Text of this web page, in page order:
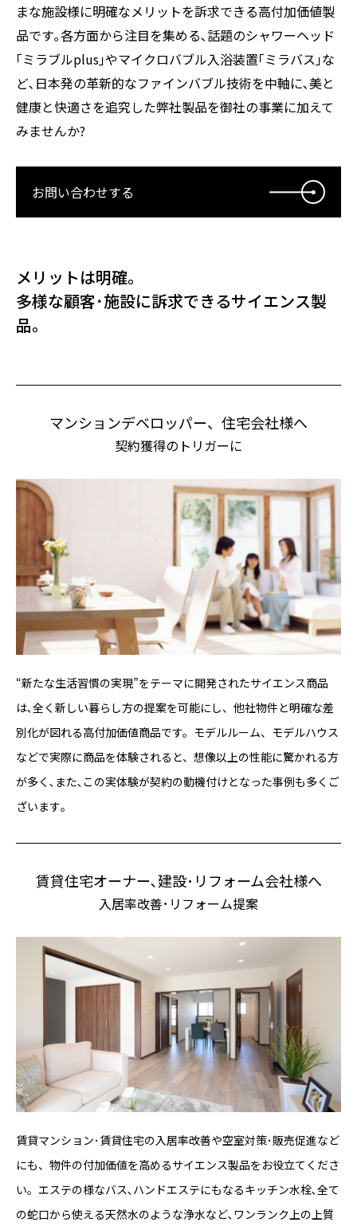
まな施設様に明確なメリットを訴求できる高付加価値製
品です｡各方面から注目を集める､話題のシャワーヘッド
｢ミラブルplus｣やマイクロバブル入浴装置｢ミラバス｣な
ど､日本発の革新的なファインバブル技術を中軸に､美と
健康と快適さを追究した弊社製品を御社の事業に加えて
みませんか?
お問い合わせする
メリットは明確｡
多様な顧客･施設に訴求できるサイエンス製
品｡
マンションデベロッパー、住宅会社様へ
契約獲得のトリガーに
“新たな生活習慣の実現”をテーマに開発されたサイエンス商品
は､全く新しい暮らし方の提案を可能にし、他社物件と明確な差
別化が図れる高付加価値商品です。モデルルーム、モデルハウス
などで実際に商品を体験されると、想像以上の性能に驚かれる方
が多く､また､この実体験が契約の動機付けとなった事例も多くご
ざいます｡
賃貸住宅オーナー､建設･リフォーム会社様へ
入居率改善･リフォーム提案
賃貸マンション･賃貸住宅の入居率改善や空室対策･販売促進など
にも、物件の付加価値を高めるサイエンス製品をお役立てくださ
い。エステの様なバス､ハンドエステにもなるキッチン水栓､全て
の蛇口から使える天然水のような浄水など､ワンランク上の上質